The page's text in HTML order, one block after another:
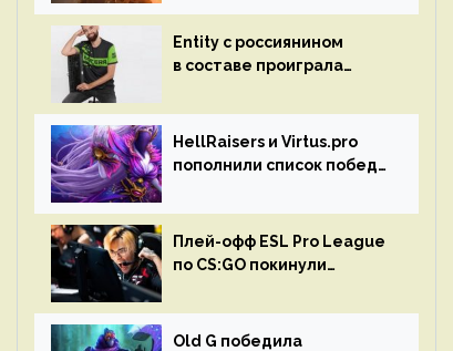
GO
Entity с россиянином
в составе проиграла
Circuit 2023
HellRaisers и Virtus.pro
пополнили список побед
Плей-офф ESL Pro League
по CS:GO покинули
Old G победила